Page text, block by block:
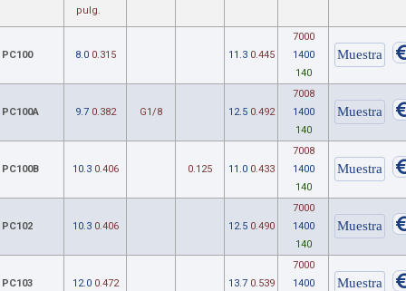
pulg.
PC100 8.0 0.315 11.3 0.445
7000
1400
140
PC100A 9.7 0.382 G1/8 12.5 0.492
7008
1400
140
PC100B 10.3 0.406 0.125 11.0 0.433
7008
1400
140
PC102 10.3 0.406 12.5 0.490
7000
1400
140
PC103 12.0 0.472 13.7 0.539
7000
1400